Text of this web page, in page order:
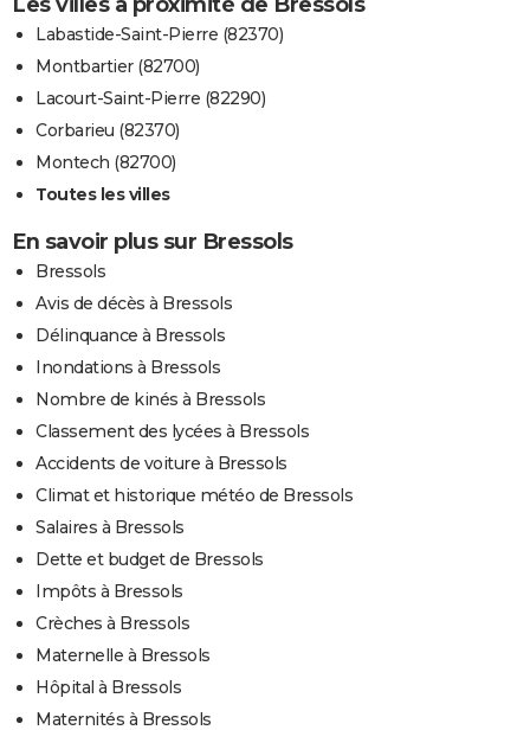
Labastide-Saint-Pierre (82370)
Montbartier (82700)
Lacourt-Saint-Pierre (82290)
Corbarieu (82370)
Montech (82700)
Toutes les villes
En savoir plus sur Bressols
Bressols
Avis de décès à Bressols
Délinquance à Bressols
Inondations à Bressols
Nombre de kinés à Bressols
Classement des lycées à Bressols
Accidents de voiture à Bressols
Climat et historique météo de Bressols
Salaires à Bressols
Dette et budget de Bressols
Impôts à Bressols
Crèches à Bressols
Maternelle à Bressols
Hôpital à Bressols
Maternités à Bressols